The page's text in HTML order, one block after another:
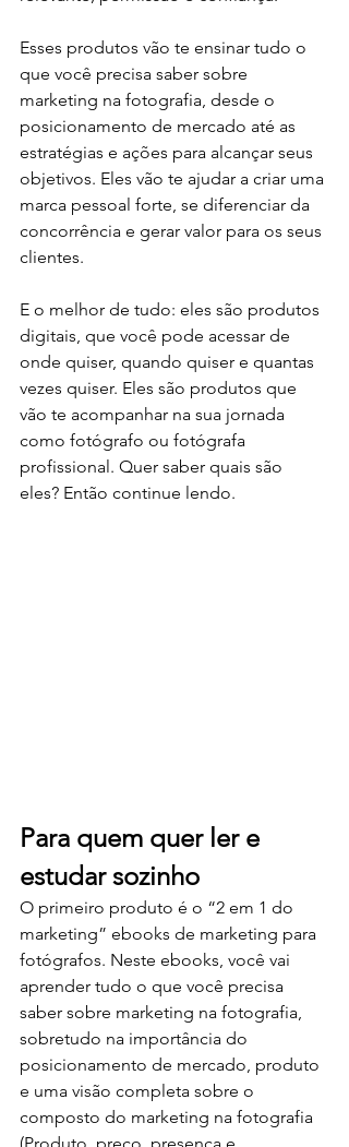
Esses produtos vão te ensinar tudo o
que você precisa saber sobre
marketing na fotografia, desde o
posicionamento de mercado até as
estratégias e ações para alcançar seus
objetivos. Eles vão te ajudar a criar uma
marca pessoal forte, se diferenciar da
concorrência e gerar valor para os seus
clientes.
E o melhor de tudo: eles são produtos
digitais, que você pode acessar de
onde quiser, quando quiser e quantas
vezes quiser. Eles são produtos que
vão te acompanhar na sua jornada
como fotógrafo ou fotógrafa
profissional. Quer saber quais são
eles? Então continue lendo.
Para quem quer ler e
estudar sozinho
O primeiro produto é o “2 em 1 do
marketing” ebooks de marketing para
fotógrafos. Neste ebooks, você vai
aprender tudo o que você precisa
saber sobre marketing na fotografia,
sobretudo na importância do
posicionamento de mercado, produto
e uma visão completa sobre o
composto do marketing na fotografia